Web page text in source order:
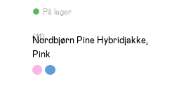
På lager
(11)
Nordbjørn Pine Hybridjakke,
Pink